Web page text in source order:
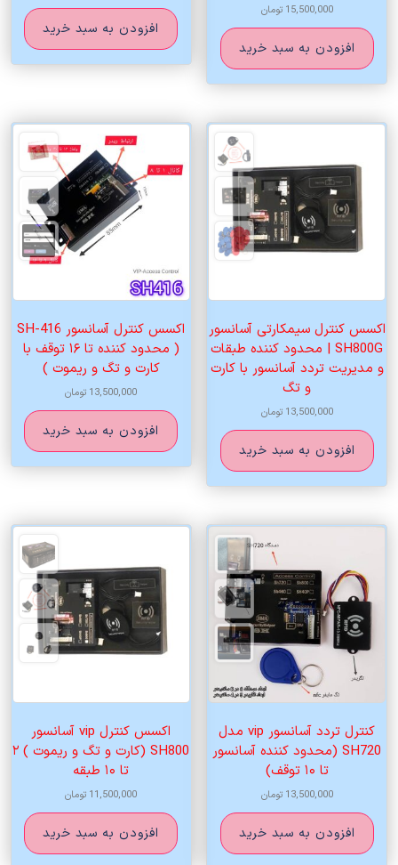
15,500,000 تومان
افزودن به سبد خرید
افزودن به سبد خرید
اکسس کنترل سیمکارتی آسانسور
SH800G | محدود کننده طبقات
و مدیریت تردد آسانسور با کارت
و تگ
13,500,000 تومان
افزودن به سبد خرید
اکسس کنترل آسانسور SH-416
( محدود کننده تا ۱۶ توقف با
کارت و تگ و ریموت )
13,500,000 تومان
افزودن به سبد خرید
کنترل تردد آسانسور vip مدل
SH720 (محدود کننده آسانسور
تا ۱۰ توقف)
13,500,000 تومان
افزودن به سبد خرید
اکسس کنترل vip آسانسور
SH800 (کارت و تگ و ریموت ) ۲
تا ۱۰ طبقه
11,500,000 تومان
افزودن به سبد خرید